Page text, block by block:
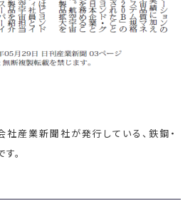
産業新聞社が発行している、鉄鋼・
。